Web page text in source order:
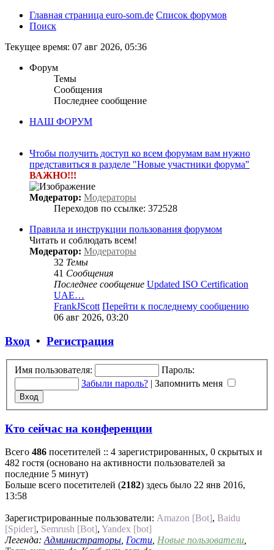
Главная страница euro-som.de Список форумов
Поиск
Текущее время: 07 авг 2026, 05:36
Форум
Темы
Сообщения
Последнее сообщение
НАШ ФОРУМ
Чтобы получить доступ ко всем форумам вам нужно
представиться в разделе "Новые участники форума"
ВАЖНО!!!
Модератор: Модераторы
Переходов по ссылке: 372528
Правила и инструкции пользования форумом
Читать и соблюдать всем!
Модератор: Модераторы
32 Темы
41 Сообщения
Последнее сообщение Updated ISO Certification
UAE…
FrankJScott Перейти к последнему сообщению
06 авг 2026, 03:20
Вход • Регистрация
Имя пользователя:
Пароль:
Забыли пароль? | Запомнить меня
Кто сейчас на конференции
Всего 486 посетителей :: 4 зарегистрированных, 0 скрытых и
482 гостя (основано на активности пользователей за
последние 5 минут)
Больше всего посетителей (2182) здесь было 22 янв 2016,
13:58
Зарегистрированные пользователи: Amazon [Bot], Baidu
[Spider], Semrush [Bot], Yandex [bot]
Легенда: Администраторы Гости Новые пользователи